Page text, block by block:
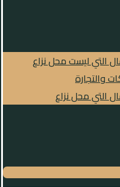
التي ليست محل نزاع
والتجارة
التي محل نزاع